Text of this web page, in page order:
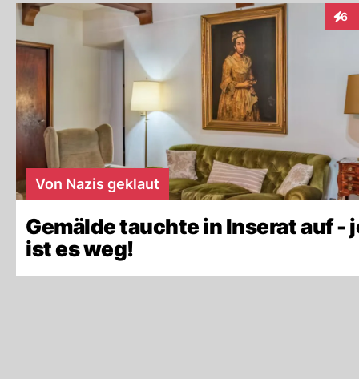
6
Von Nazis geklaut
Gemälde tauchte in Inserat auf -
ist es weg!